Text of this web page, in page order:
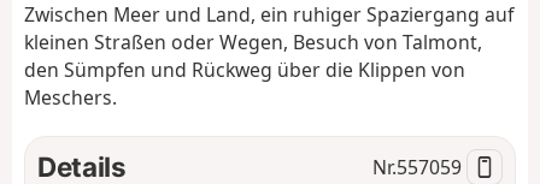
a
Zwischen Meer und Land, ein ruhiger Spaziergang auf
kleinen Straßen oder Wegen, Besuch von Talmont,
den Sümpfen und Rückweg über die Klippen von
Meschers.
Details Nr.557059